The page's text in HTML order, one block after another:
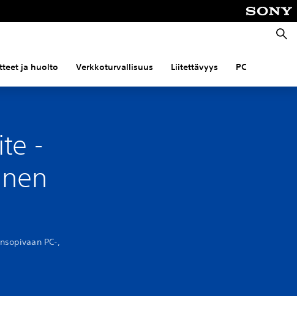
Haku
ja huolto Verkkoturvallisuus Liitettävyys PC
-
PC-,